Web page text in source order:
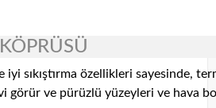
iyi sıkıştırma özellikleri sayesinde,
görür ve pürüzlü yüzeyleri ve hava